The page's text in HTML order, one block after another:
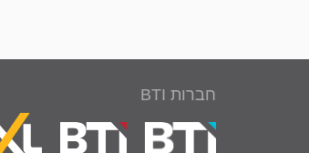
חברות BTI